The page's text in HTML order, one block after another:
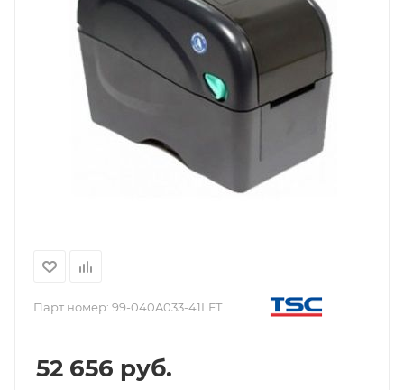
Парт номер: 99-040A033-41LFT
52 656 руб.